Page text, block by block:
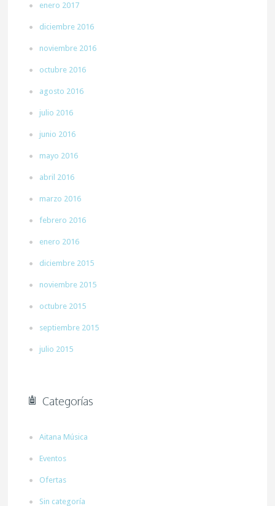
enero 2017
diciembre 2016
noviembre 2016
octubre 2016
agosto 2016
julio 2016
junio 2016
mayo 2016
abril 2016
marzo 2016
febrero 2016
enero 2016
diciembre 2015
noviembre 2015
octubre 2015
septiembre 2015
julio 2015
Categorías
Aitana Música
Eventos
Ofertas
Sin categoría